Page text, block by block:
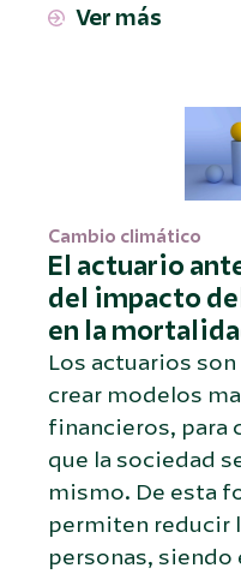
Ver más
Cambio climático
El actuario
del impacto
en la
Los actuarios
crear modelos
financieros, para
que la sociedad
mismo. De esta
permiten reducir
personas,